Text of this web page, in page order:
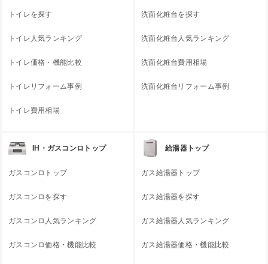
トイレを探す
トイレ人気ランキング
トイレ価格・機能比較
トイレリフォーム事例
トイレ費用相場
洗面化粧台を探す
洗面化粧台人気ランキング
洗面化粧台費用相場
洗面化粧台リフォーム事例
IH・ガスコンロトップ
ガスコンロトップ
ガスコンロを探す
ガスコンロ人気ランキング
ガスコンロ価格・機能比較
給湯器トップ
ガス給湯器トップ
ガス給湯器を探す
ガス給湯器人気ランキング
ガス給湯器価格・機能比較